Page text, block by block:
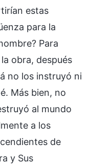
estas
para la
Para
obra, después
no los instruyó ni
Más bien, no
al mundo
a los
de
y Sus